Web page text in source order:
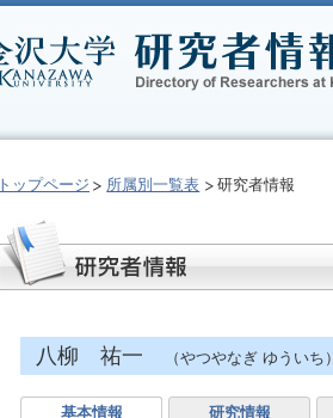
トップページ 所属別一覧表 研究者情報
八柳 祐一 （やつやなぎ ゆういち）
基本情報 研究情報